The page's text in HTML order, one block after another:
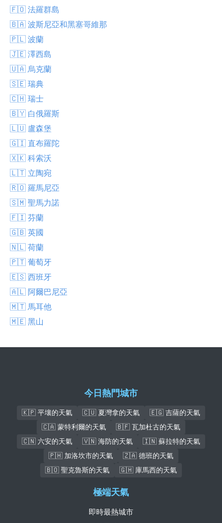
🇫🇴 法羅群島
🇧🇦 波斯尼亞和黑塞哥維那
🇵🇱 波蘭
🇯🇪 澤西島
🇺🇦 烏克蘭
🇸🇪 瑞典
🇨🇭 瑞士
🇧🇾 白俄羅斯
🇱🇺 盧森堡
🇬🇮 直布羅陀
🇽🇰 科索沃
🇱🇹 立陶宛
🇷🇴 羅馬尼亞
🇸🇲 聖馬力諾
🇫🇮 芬蘭
🇬🇧 英國
🇳🇱 荷蘭
🇵🇹 葡萄牙
🇪🇸 西班牙
🇦🇱 阿爾巴尼亞
🇲🇹 馬耳他
🇲🇪 黑山
今日熱門城市
🇰🇵 平壤的天氣 🇨🇺 夏灣拿的天氣
🇪🇬 吉薩的天氣
🇨🇦 蒙特利爾的天氣
🇧🇫 瓦加杜古的天氣
🇨🇳 六安的天氣
🇻🇳 海防的天氣
🇮🇳 蘇拉特的天氣
🇵🇭 加洛坎市的天氣
🇿🇦 德班的天氣
🇧🇴 聖克魯斯的天氣
🇬🇭 庫馬西的天氣
極端天氣
即時最熱城市